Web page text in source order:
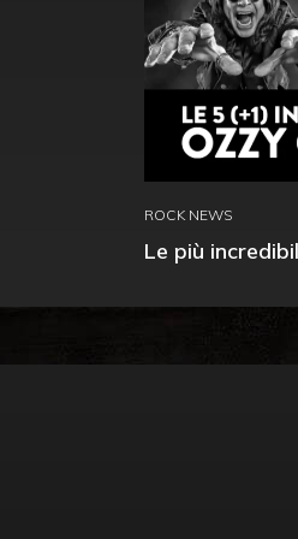
ROCK NEWS
Le più